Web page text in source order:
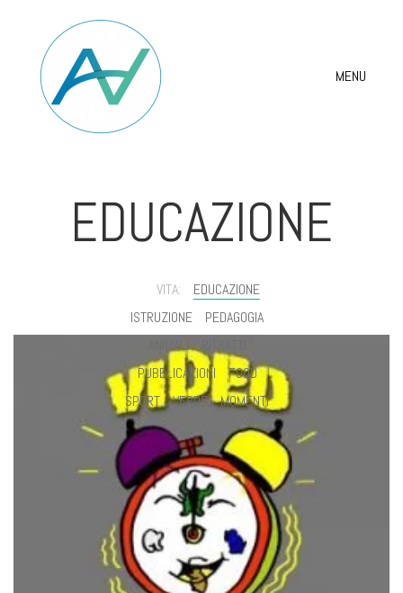
MENU
EDUCAZIONE
VITA:
EDUCAZIONE
ISTRUZIONE
PEDAGOGIA
ANIMALI
RITRATTI
PUBBLICAZIONI
FOOD
SPORT
VERDE MOMENTI